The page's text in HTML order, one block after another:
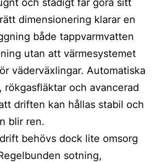
dimensionering klarar en
både tappvarmvatten
utan att värmesystemet
väderväxlingar. Automatiska
rökgasfläktar och avancerad
driften kan hållas stabil och
blir ren.
behövs dock lite omsorg
sotning,